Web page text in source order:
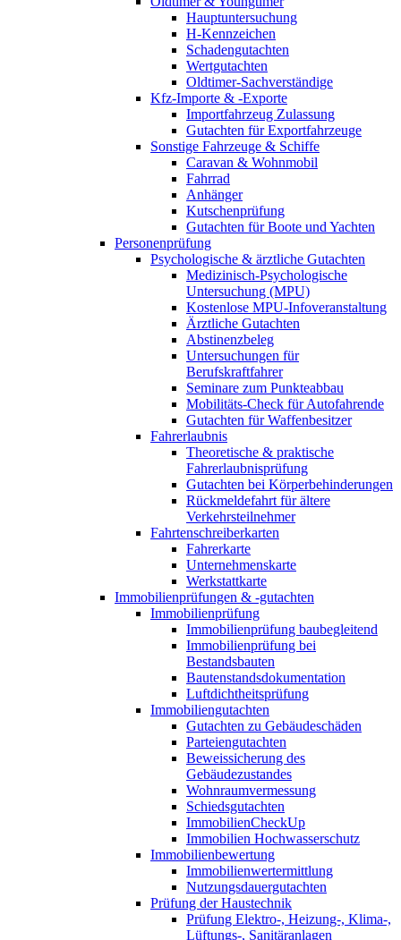
Hauptuntersuchung
H-Kennzeichen
Schadengutachten
Wertgutachten
Oldtimer-Sachverständige
Kfz-Importe & -Exporte
Importfahrzeug Zulassung
Gutachten für Exportfahrzeuge
Sonstige Fahrzeuge & Schiffe
Caravan & Wohnmobil
Fahrrad
Anhänger
Kutschenprüfung
Gutachten für Boote und Yachten
Personenprüfung
Psychologische & ärztliche Gutachten
Medizinisch-Psychologische
Untersuchung (MPU)
Kostenlose MPU-Infoveranstaltung
Ärztliche Gutachten
Abstinenzbeleg
Untersuchungen für
Berufskraftfahrer
Seminare zum Punkteabbau
Mobilitäts-Check für Autofahrende
Gutachten für Waffenbesitzer
Fahrerlaubnis
Theoretische & praktische
Fahrerlaubnisprüfung
Gutachten bei Körperbehinderungen
Rückmeldefahrt für ältere
Verkehrsteilnehmer
Fahrtenschreiberkarten
Fahrerkarte
Unternehmenskarte
Werkstattkarte
Immobilienprüfungen & -gutachten
Immobilienprüfung
Immobilienprüfung baubegleitend
Immobilienprüfung bei
Bestandsbauten
Bautenstandsdokumentation
Luftdichtheitsprüfung
Immobiliengutachten
Gutachten zu Gebäudeschäden
Parteiengutachten
Beweissicherung des
Gebäudezustandes
Wohnraumvermessung
Schiedsgutachten
ImmobilienCheckUp
Immobilien Hochwasserschutz
Immobilienbewertung
Immobilienwertermittlung
Nutzungsdauergutachten
Prüfung der Haustechnik
Prüfung Elektro-, Heizung-, Klima-,
Lüftungs-, Sanitäranlagen